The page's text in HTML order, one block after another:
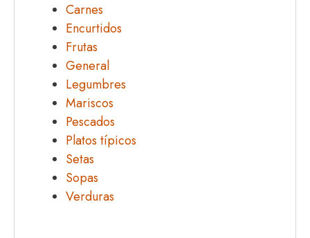
Carnes
Encurtidos
Frutas
General
Legumbres
Mariscos
Pescados
Platos típicos
Setas
Sopas
Verduras